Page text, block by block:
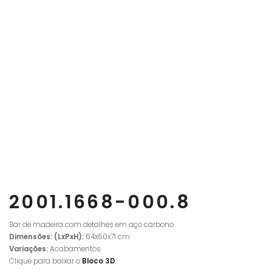
2001.1668-000.8
Bar de madeira com detalhes em aço carbono.
Dimensões: (LxPxH): 64x60x71 cm
Variações:Acabamentos
Clique para baixar o Bloco 3D